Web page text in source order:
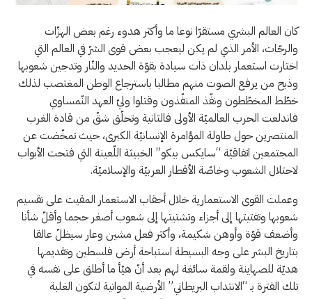
كان العالم البشري مستقرّا نوعا ما وأكثر هدوء رغم بعض الهزّات
والرجّات، الأمر الذي لم يكن ليعجب بعض قوى الشرّ في العالم التي
اختارت استعمار بلدان ذات سيادة بقوّة الحديد والنّار وتدجين شعوبها
وذبح من يرفع الصوت منهم مطالبا باسترجاع الوطن المغتصب لذلك
خطّط المخطّطون ونفّذ المنفّذون وقتلوا وليّ العهد النّمساوي
فاندلعت الحرب العالميّة الأولى فالثانية وتحلّق شقّ من قادة الغرب
المنتصرين حول طاولة المؤامرة الإنسانيّة الكبرى، حيث تمخّضت عن
المجتمعين اتفاقيّة “سايكس بيكو” الخبيثة اللّعينة التي فتحت الأبواب
لاحتلال الشعوب وخاصّة الأقطار العربيّة والإسلاميّة.
وعملت القوى الاستعمارية خلال أحقاب الاستعمار المقيت على تقسيم
شعوبها وتفتيتها إلى أجزاء وتشتيتها إلى شعوب أصغر حجما وأقلّ شأنا
وأضعف قوّة وأوهن شكيمة، وأكثر فعل مشين وعار سيظلّ عالقا
بتاريخ البشر على وجه البسيطة استباحة أرض فلسطين وتقديمها
هديّة للصهاينة ولقمة سائغة لهم بعد أنّ هيّأ ما أطلق على نفسه في
تلك الفترة بـ “الانتداب البريطاني” الأرضية المواتية لتكون الغلبة